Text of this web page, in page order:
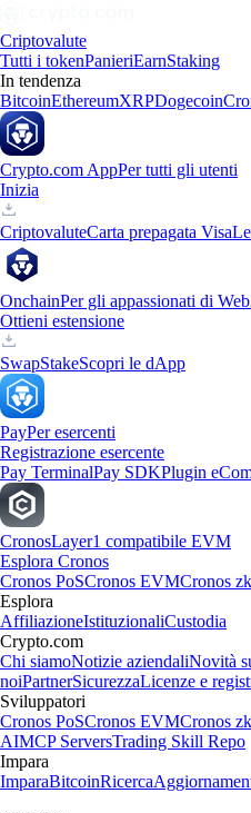
Criptovalute
Tutti i tokenPanieriEarnStaking
In tendenza
BitcoinEthereumXRPDogecoin
Crypto.com AppPer tutti gli utenti
Inizia
CriptovaluteCarta prepagata Visa
OnchainPer gli appassionati di
Ottieni estensione
SwapStakeScopri le dApp
PayPer esercenti
Registrazione esercente
Pay TerminalPay SDKPlugin
CronosLayer1 compatibile EVM
Esplora Cronos
Cronos PoSCronos EVMCronos
Esplora
AffiliazioneIstituzionaliCustodia
Crypto.com
Chi siamoNotizie aziendaliNovità
noiPartnerSicurezzaLicenze e
Sviluppatori
Cronos PoSCronos EVMCronos
AIMCP ServersTrading Skill Repo
Impara
ImparaBitcoinRicerca